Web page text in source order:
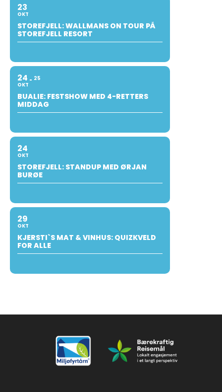
23
OKT
STOREFJELL: WALLMANS ON TOUR PÅ
STOREFJELL RESORT
24
OKT
25
BUALIE: FESTSHOW MED 4-RETTERS
MIDDAG
24
OKT
STOREFJELL: STANDUP MED ØRJAN
BURØE
29
OKT
KJERSTI`S MAT & VINHUS: QUIZKVELD
FOR ALLE